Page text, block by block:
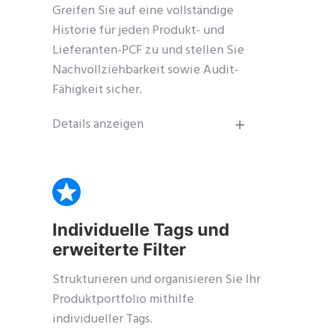
Greifen Sie auf eine vollständige
Historie für jeden Produkt- und
Lieferanten-PCF zu und stellen Sie
Nachvollziehbarkeit sowie Audit-
Fähigkeit sicher.
Details anzeigen
Individuelle Tags und
erweiterte Filter
Strukturieren und organisieren Sie Ihr
Produktportfolio mithilfe
individueller Tags.